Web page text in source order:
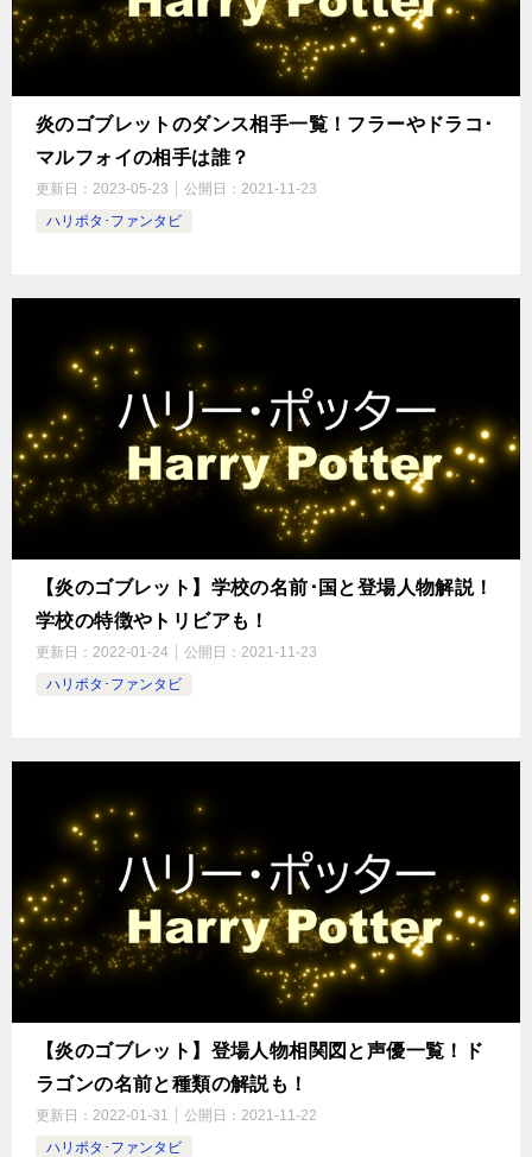
炎のゴブレットのダンス相手一覧！フラーやドラコ･
マルフォイの相手は誰？
更新日： 2023-05-23 公開日： 2021-11-23
ハリポタ･ファンタビ
【炎のゴブレット】学校の名前･国と登場人物解説！
学校の特徴やトリビアも！
更新日： 2022-01-24 公開日： 2021-11-23
ハリポタ･ファンタビ
【炎のゴブレット】登場人物相関図と声優一覧！ド
ラゴンの名前と種類の解説も！
更新日： 2022-01-31 公開日： 2021-11-22
ハリポタ･ファンタビ